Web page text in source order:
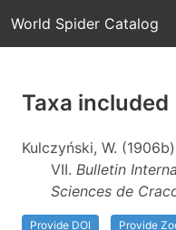
World Spider Catalog
Taxa included
Kulczyński, W.
VII. Bulletin
Sciences de
Provide DOI Provide